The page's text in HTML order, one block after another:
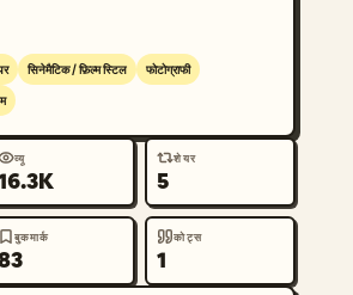
सिनेमैटिक / फ़िल्म स्टिल फोटोग्राफी
व्यू शेयर
5
बुकमार्क कोट्स
1